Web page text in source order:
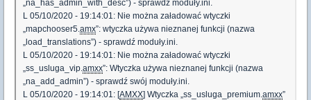
„na_has_admin_with_desc”) - sprawdź moduły.ini.
L 05/10/2020 - 19:14:01: Nie można załadować wtyczki
„mapchooser5.amx”: wtyczka używa nieznanej funkcji (nazwa
„load_translations”) - sprawdź moduły.ini.
L 05/10/2020 - 19:14:01: Nie można załadować wtyczki
„ss_usluga_vip.amxx”: Wtyczka używa nieznanej funkcji (nazwa
„na_add_admin”) - sprawdź swój moduły.ini.
L 05/10/2020 - 19:14:01: [AMXX] Wtyczka „ss_usluga_premium.amxx”